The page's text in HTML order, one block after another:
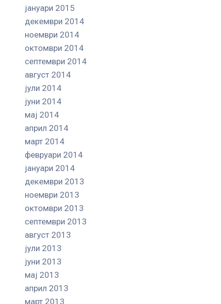
јануари 2015
декември 2014
ноември 2014
октомври 2014
септември 2014
август 2014
јули 2014
јуни 2014
мај 2014
април 2014
март 2014
февруари 2014
јануари 2014
декември 2013
ноември 2013
октомври 2013
септември 2013
август 2013
јули 2013
јуни 2013
мај 2013
април 2013
март 2013